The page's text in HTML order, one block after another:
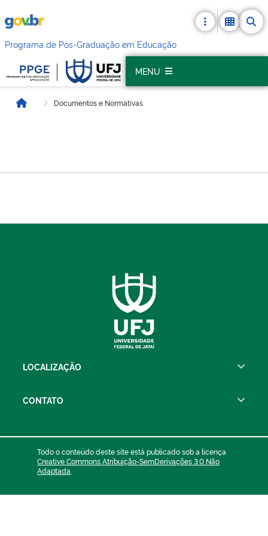
Programa de Pós-Graduação em Educação
MENU
Início Documentos e Normativas
LOCALIZAÇÃO
CONTATO
Todo o conteúdo deste site está publicado sob a licença
Creative Commons Atribuição-SemDerivações 3.0 Não
Adaptada